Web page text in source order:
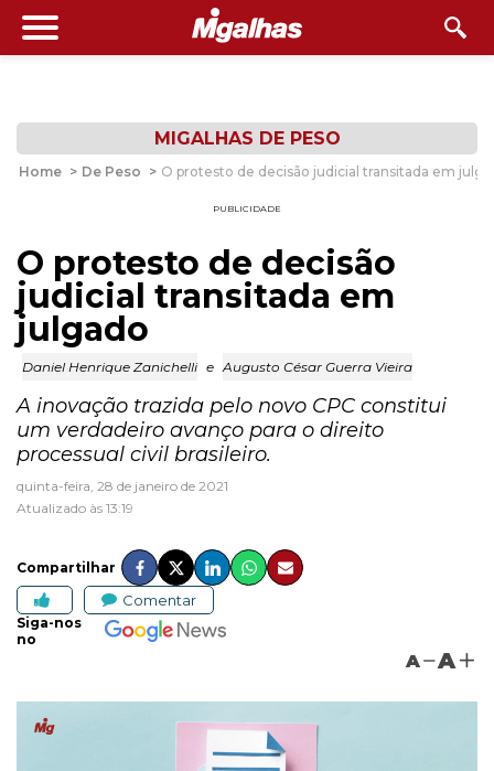
MIGALHAS DE PESO
Home > De Peso > O protesto de decisão judicial transitada em
PUBLICIDADE
O protesto de decisão
judicial transitada em
julgado
Daniel Henrique Zanichelli e Augusto César Guerra Vieira
A inovação trazida pelo novo CPC constitui
um verdadeiro avanço para o direito
processual civil brasileiro.
quinta-feira, 28 de janeiro de 2021
Atualizado às 13:19
Compartilhar
Comentar
Siga-nos
no
A A